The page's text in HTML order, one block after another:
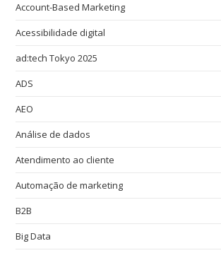
Account-Based Marketing
Acessibilidade digital
ad:tech Tokyo 2025
ADS
AEO
Análise de dados
Atendimento ao cliente
Automação de marketing
B2B
Big Data